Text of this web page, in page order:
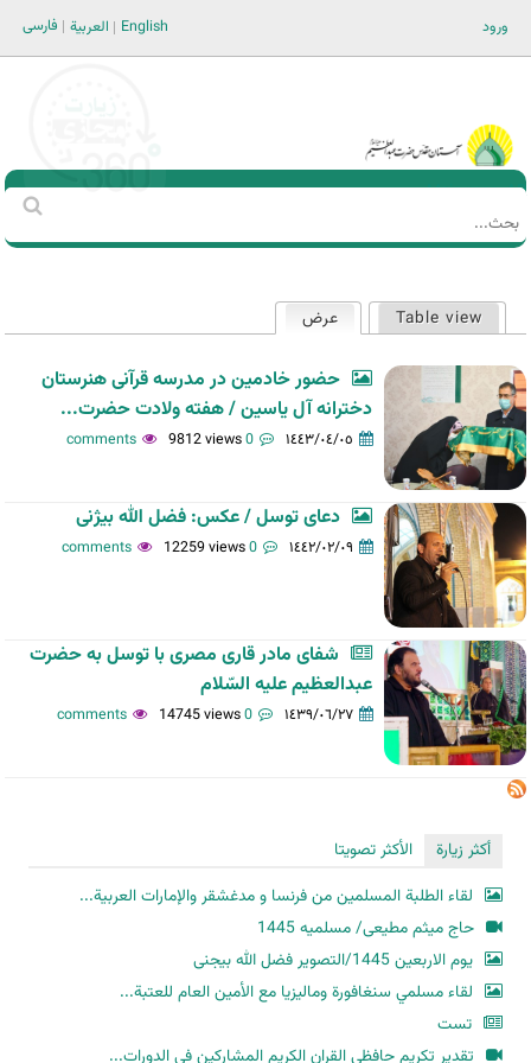
ورود فارسی العربية English
Main men-AR
استمارة
‏
الأساسية
Table view عرض
حضور خادمین در مدرسه قرآنی هنرستان
دخترانه آل یاسین / هفته ولادت حضرت...
١٤٤٣/٠٤/٠٥ 0 comments
9812 views
دعای توسل / عکس: فضل الله بیژنی
١٤٤٢/٠٢/٠٩ 0 comments
12259 views
شفای مادر قاری مصری با توسل به حضرت
عبدالعظیم علیه السّلام
١٤٣٩/٠٦/٢٧ 0 comments
14745 views
أكثر زيارة
الأكثر تصويتا
لقاء الطلبة المسلمين من فرنسا و مدغشقر والإمارات العربية...
حاج میثم مطیعی/ مسلمیه 1445
یوم الاربعین 1445/التصویر فضل الله بیجنی
لقاء مسلمي سنغافورة وماليزيا مع الأمين العام للعتبة...
تست
تقدير تكريم حافظي القران الكريم المشاركين في الدورات...